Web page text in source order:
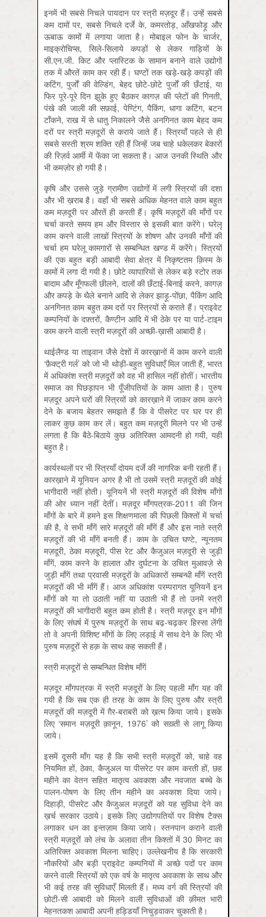
इनमें भी सबसे निचले पायदान पर स्त्री मज़दूर हैं। उन्हें सबसे
कम दामों पर, सबसे निचले दर्जे के, कमरतोड़, आँखफोड़ू और
ऊबाऊ कामों में लगाया जाता है। मोबाइल फोन के चार्जर,
माइक्रोचिप्स, सिले-सिलाये कपड़ों से लेकर गाड़ियों के
सी.एन.जी. किट और प्लास्टिक के सामान बनाने वाले उद्योगों
तक में औरतें काम कर रही हैं। घण्टों तक खड़े-खड़े कपड़ों की
कटिंग, पुर्जों की वेल्डिंग, बेहद छोटे-छोटे पुर्जों की छँटाई, या
फिर पूरे-पूरे दिन झुके हुए बैठकर कागज़ की प्लेटों की गिनती,
पंखे की जाली की सफ़ाई, पेण्टिंग, पैकिंग, धागा कटिंग, बटन
टाँकने, राख में से धातु निकालने जैसे अनगिनत काम बेहद कम
दरों पर स्त्री मज़दूरों से कराये जाते हैं। स्त्रियाँ पहले से ही
सबसे सस्ती श्रम शक्ति रही हैं जिन्हें जब चाहे धकेलकर बेकारों
की रिज़र्व आर्मी में फेंका जा सकता है। आज उनकी स्थिति और
भी कमज़ोर हो गयी है।
कृषि और उससे जुड़े ग्रामीण उद्योगों में लगी स्त्रियों की दशा
और भी ख़राब है। वहाँ भी सबसे अधिक मेहनत वाले काम बहुत
कम मज़दूरी पर औरतें ही करती हैं। कृषि मज़दूरों की माँगों पर
चर्चा करते समय हम और विस्तार से इसकी बात करेंगे। घरेलू
काम करने वाली लाखों स्त्रियों के शोषण और उनकी माँगों की
चर्चा हम घरेलू कामगारों से सम्बन्धित खण्ड में करेंगे। स्त्रियों
की एक बहुत बड़ी आबादी सेवा क्षेत्र में निकृष्टतम क़िस्म के
कामों में लगा दी गयी है। छोटे व्यापारियों से लेकर बड़े स्टोर तक
बादाम और मूँगफली छीलने, दालों की छँटाई-बिनाई करने, कागज़
और कपड़े के थैले बनाने आदि से लेकर झाड़ू-पोंछा, पैकिंग आदि
अनगिनत काम बहुत कम दरों पर स्त्रियों से कराते हैं। प्राइवेट
कम्पनियों के दफ़्तरों, कैण्टीन आदि में भी ठेके पर या पार्ट-टाइम
काम करने वाली स्त्री मज़दूरों की अच्छी-ख़ासी आबादी है।
थाईलैण्ड या ताइवान जैसे देशों में कारख़ानों में काम करने वाली
‘फ़ैक्ट्री गर्ल’ को जो भी थोड़ी-बहुत सुविधाएँ मिल जाती हैं, भारत
में अधिकांश स्त्री मज़दूरों को वह भी हासिल नहीं होतीं। भारतीय
समाज का पिछड़ापन भी पूँजीपतियों के काम आता है। पुरुष
मज़दूर अपने घरों की स्त्रियों को कारख़ाने में जाकर काम करने
देने के बजाय बेहतर समझते हैं कि वे पीसरेट पर घर पर ही
लाकर कुछ काम कर लें। बहुत कम मज़दूरी मिलने पर भी उन्हें
लगता है कि बैठे-बिठाये कुछ अतिरिक्त आमदनी हो गयी, यही
बहुत है।
कार्यस्थलों पर भी स्त्रियाँ दोयम दर्जे की नागरिक बनी रहती हैं।
कारख़ाने में यूनियन अगर है भी तो उसमें स्त्री मज़दूरों की कोई
भागीदारी नहीं होती। यूनियनें भी स्त्री मज़दूरों की विशेष माँगों
की ओर ध्यान नहीं देतीं। मज़दूर माँगपत्रक-2011 की जिन
माँगों के बारे में हमने इस शिक्षणमाला की पिछली किश्तों में चर्चा
की है, वे सभी माँगें सारे मज़दूरों की माँगें हैं और इस नाते स्त्री
मज़दूरों की भी माँगें बनती हैं। काम के उचित घण्टे, न्यूनतम
मज़दूरी, ठेका मज़दूरी, पीस रेट और कैजुअल मज़दूरी से जुड़ी
माँगें, काम करने के हालात और दुर्घटना के उचित मुआवज़े से
जुड़ी माँगें तथा प्रवासी मज़दूरों के अधिकारों सम्बन्धी माँगें स्त्री
मज़दूरों की भी माँगें हैं। आज अधिकांश परम्परागत यूनियनें इन
माँगों को या तो उठाती नहीं या उठाती भी हैं तो उनमें स्त्री
मज़दूरों की भागीदारी बहुत कम होती है। स्त्री मज़दूर इन माँगों
के लिए संघर्ष में पुरुष मज़दूरों के साथ बढ़-चढ़कर हिस्सा लेंगी
तो वे अपनी विशिष्ट माँगों के लिए लड़ाई में साथ देने के लिए भी
पुरुष मज़दूरों से हक़ के साथ कह सकती हैं।
स्त्री मज़दूरों से सम्बन्धित विशेष माँगें
मज़दूर माँगपत्रक में स्त्री मज़दूरों के लिए पहली माँग यह की
गयी है कि सब एक ही तरह के काम के लिए पुरुष और स्त्री
मज़दूरों की मज़दूरी में ग़ैर-बराबरी को ख़त्म किया जाये। इसके
लिए ‘समान मज़दूरी क़ानून, 1976’ को सख़्ती से लागू किया
जाये।
इसमें दूसरी माँग यह है कि सभी स्त्री मज़दूरों को, चाहे वह
नियमित हों, ठेका, कैजुअल या पीसरेट पर काम करती हों, छह
महीने का वेतन सहित मातृत्व अवकाश और नवजात बच्चे के
पालन-पोषण के लिए तीन महीने का अवकाश दिया जाये।
दिहाड़ी, पीसरेट और कैजुअल मज़दूरों को यह सुविधा देने का
ख़र्च सरकार उठाये। इसके लिए उद्योगपतियों पर विशेष टैक्स
लगाकर धन का इन्तज़ाम किया जाये। स्तनपान कराने वाली
स्त्री मज़दूरों को लंच के अलावा तीन किश्तों में 30 मिनट का
अतिरिक्त अवकाश मिलना चाहिए। उल्लेखनीय है कि सरकारी
नौकरियों और बड़ी प्राइवेट कम्पनियों में अच्छे पदों पर काम
करने वाली स्त्रियों को एक वर्ष के मातृत्व अवकाश के साथ और
भी कई तरह की सुविधाएँ मिलती हैं। मध्य वर्ग की स्त्रियों की
छोटी-सी आबादी को मिलने वाली सुविधाओं की क़ीमत भारी
मेहनतकश आबादी अपनी हड्डियाँ निचुड़वाकर चुकाती है।